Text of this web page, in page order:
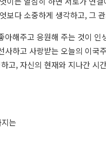
보다 소중하게 생각하고, 그
아해주고 응원해 주는 것이
사하고 사랑받는 오늘의 이
고, 자신의 현재와 지나간
는